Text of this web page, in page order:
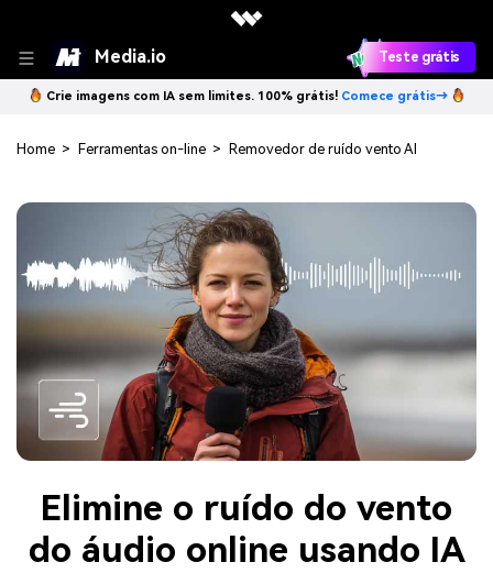
Media.io Teste grátis
Crie imagens com IA sem limites. 100% grátis! Comece grátis→
Home > Ferramentas on-line > Removedor de ruído vento AI
Elimine o ruído do vento
do áudio online usando IA